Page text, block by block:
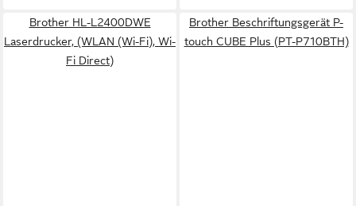
Brother HL-L2400DWE
Laserdrucker, (WLAN (Wi-Fi), Wi-
Fi Direct)
Brother Beschriftungsgerät P-
touch CUBE Plus (PT-P710BTH)